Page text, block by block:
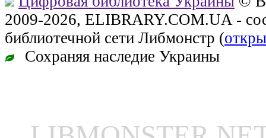
2009-2026, ELIBRARY.COM.UA -
библиотечной сети Либмонстр (
Сохраняя наследие Украины